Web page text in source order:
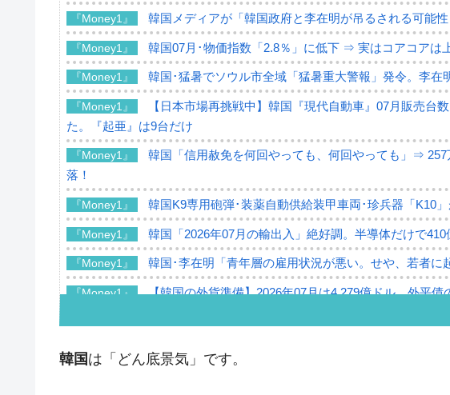
『Money1』 韓国メディアが「韓国政府と李在明が吊るされる可能性
『Money1』 韓国07月･物価指数「2.8％」に低下 ⇒ 実はコアコアは
『Money1』 韓国･猛暑でソウル市全域「猛暑重大警報」発令。李在
『Money1』
【日本市場再挑戦中】韓国『現代自動車』07月販売台
た。『起亜』は9台だけ
『Money1』
韓国「信用赦免を何回やっても、何回やっても」⇒
落！
『Money1』 韓国K9専用砲弾･装薬自動供給装甲車両･珍兵器「K10」
『Money1』 韓国「2026年07月の輸出入」絶好調。半導体だけで
『Money1』 韓国･李在明「青年層の雇用状況が悪い。せや、若者に
『Money1』 【韓国の外貨準備】2026年07月は4,279億ドル。外平債
『Money1』 韓国･李在明さっそく不動産対策で浅薄な発言。
韓国 は「どん底景気」です。